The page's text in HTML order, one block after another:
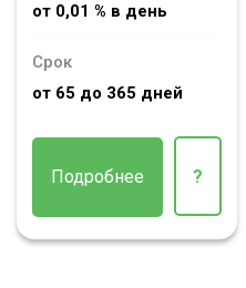
от 0,01 % в день
Срок
от 65 до 365 дней
Подробнее ?